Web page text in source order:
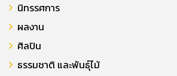
นิทรรศการ
ผลงาน
ศิลปิน
ธรรมชาติ และพันธุ์ไม้